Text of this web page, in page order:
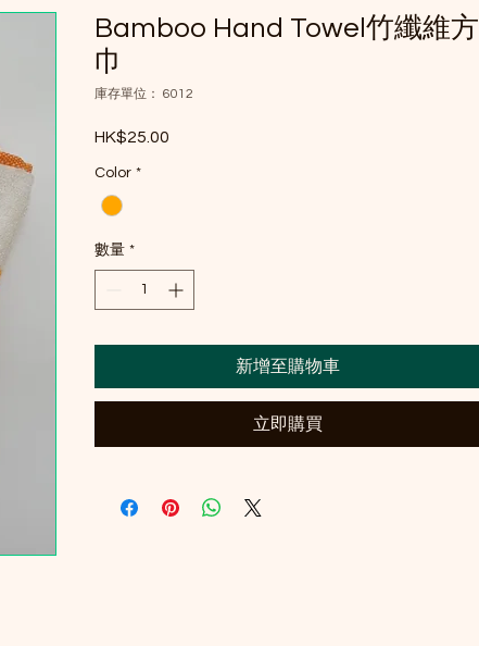
Bamboo Hand Towel竹纖維方
巾
庫存單位： 6012
HK$25.00
Color *
數量 *
新增至購物車
立即購買